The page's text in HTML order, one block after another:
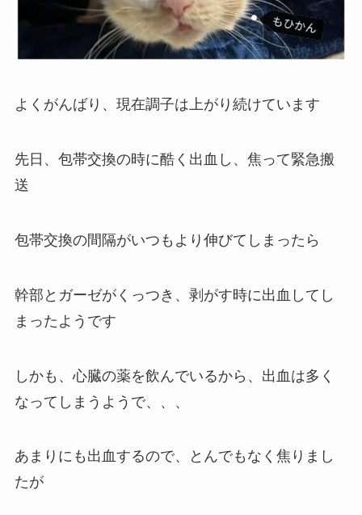
よくがんばり、現在調子は上がり続けています
先日、包帯交換の時に酷く出血し、焦って緊急搬
送
包帯交換の間隔がいつもより伸びてしまったら
幹部とガーゼがくっつき、剥がす時に出血してし
まったようです
しかも、心臓の薬を飲んでいるから、出血は多く
なってしまうようで、、、
あまりにも出血するので、とんでもなく焦りまし
たが